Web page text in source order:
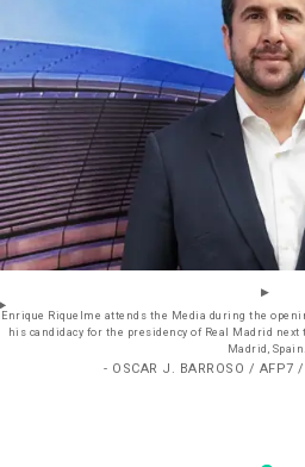
Enrique Riquelme attends the Media during the
his candidacy for the presidency of Real Madrid next
Madrid, Spain.
- OSCAR J. BARROSO / AFP7